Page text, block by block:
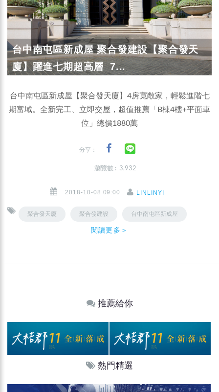
台中南屯區新成屋 聚合發建設【聚合發天
廈】躍進七期超高層 7...
台中南屯區新成屋【聚合發天廈】4房寬敞家，輕鬆進階七
期富域。全新完工、立即交屋，超值推薦「B棟4樓+平面車
位」總價1880萬
分享：
瀏覽數 : 3,932
2018-10-08 09:00 LINLINYI
聚合發天廈 聚合發建設 台中南屯區新成屋
閱讀更多＞
推薦給你
熱門精選